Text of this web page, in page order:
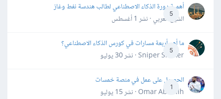
5
أهمية دورة الذكاء الاصطناعي لطالب هندسة نفط وغاز
الشيخ العربي · نشر 1 أغسطس
5
ما أهم أربعة مسارات في كورس الذكاء الاصطناعي؟
Sniper Shaker · نشر
30 يوليو
1
الحصول على عمل في منصة خمسات
Omar Abdallh · نشر
15 يوليو